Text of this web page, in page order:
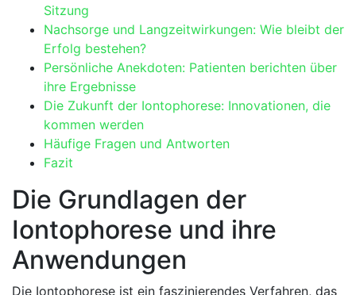
Sitzung
Nachsorge ⁣und Langzeitwirkungen: Wie bleibt der
Erfolg⁣ bestehen?
Persönliche Anekdoten: Patienten berichten ⁤über
ihre⁣ Ergebnisse
Die Zukunft der Iontophorese: Innovationen, die
kommen werden
Häufige Fragen und Antworten
Fazit
Die Grundlagen der
‍Iontophorese und ihre
⁢Anwendungen
Die⁤ Iontophorese ist ⁢ein ⁤faszinierendes Verfahren, das